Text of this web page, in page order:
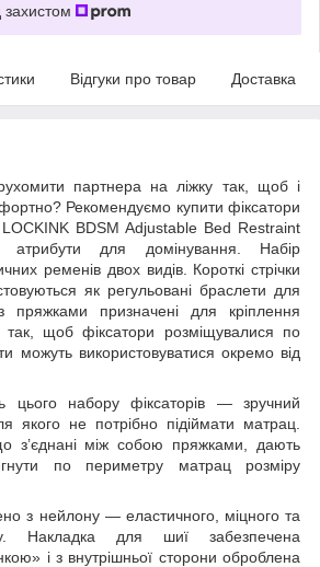
Відгуки про товар Доставка
партнера на ліжку так, щоб і
Рекомендуємо купити фіксатори
LOCKINK BDSM Adjustable Bed Restraint
для домінування. Набір
ременів двох видів. Короткі стрічки
як регульовані браслети для
пряжками призначені для кріплення
так, щоб фіксатори розміщувалися по
можуть використовуватися окремо від
цього набору фіксаторів — зручний
якого не потрібно підіймати матрац.
з’єднані між собою пряжками, дають
по периметру матрац розміру
з нейлону — еластичного, міцного та
Накладка для шиї забезпечена
і з внутрішньої сторони оброблена